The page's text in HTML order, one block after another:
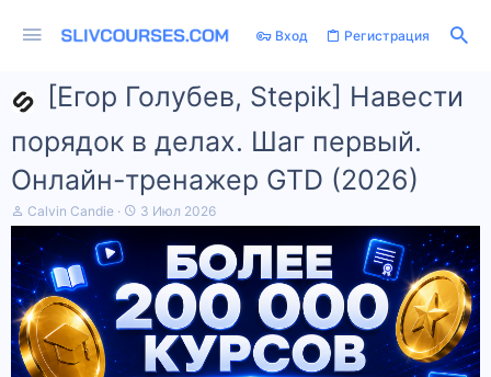
Вход Регистрация
[Егор Голубев, Stepik] Навести
порядок в делах. Шаг первый.
Онлайн-тренажер GTD (2026)
А
в
о
р
т
е
м
ы
Calvin Candie
Д
а
н
ч
а
а
3 Июл 2026